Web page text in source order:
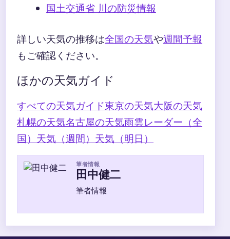
国土交通省 川の防災情報
詳しい天気の推移は全国の天気や週間予報
もご確認ください。
ほかの天気ガイド
すべての天気ガイド東京の天気大阪の天気
札幌の天気名古屋の天気雨雲レーダー（全
国） 天気（週間） 天気（明日）
筆者情報
田中健二
筆者情報